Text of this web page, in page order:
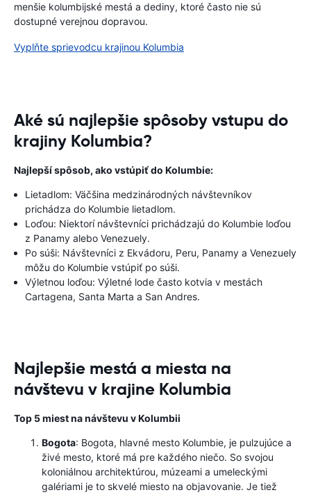
menšie kolumbijské mestá a dediny, ktoré často nie sú
dostupné verejnou dopravou.
Vyplňte sprievodcu krajinou Kolumbia
Aké sú najlepšie spôsoby vstupu do
krajiny Kolumbia?
Najlepší spôsob, ako vstúpiť do Kolumbie:
Lietadlom: Väčšina medzinárodných návštevníkov
prichádza do Kolumbie lietadlom.
Loďou: Niektorí návštevníci prichádzajú do Kolumbie loďou
z Panamy alebo Venezuely.
Po súši: Návštevníci z Ekvádoru, Peru, Panamy a Venezuely
môžu do Kolumbie vstúpiť po súši.
Výletnou loďou: Výletné lode často kotvia v mestách
Cartagena, Santa Marta a San Andres.
Najlepšie mestá a miesta na
návštevu v krajine Kolumbia
Top 5 miest na návštevu v Kolumbii
Bogota: Bogota, hlavné mesto Kolumbie, je pulzujúce a
živé mesto, ktoré má pre každého niečo. So svojou
koloniálnou architektúrou, múzeami a umeleckými
galériami je to skvelé miesto na objavovanie. Je tiež